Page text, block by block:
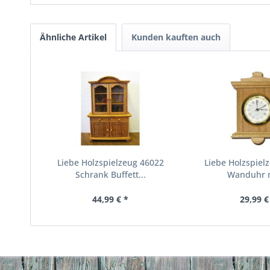
Ähnliche Artikel Kunden kauften auch
Liebe Holzspielzeug 46022
Schrank Buffett...
44,99 € *
Liebe
Wanduhr
29,99